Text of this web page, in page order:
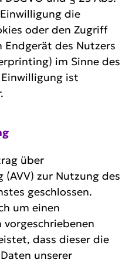
die
oder den Zugriff
des Nutzers
im Sinne des
ist
über
zur Nutzung des
geschlossen.
um einen
dass dieser die
unserer